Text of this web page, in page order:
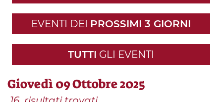
EVENTI DEI PROSSIMI 3 GIORNI
TUTTI GLI EVENTI
Giovedì 09 Ottobre 2025